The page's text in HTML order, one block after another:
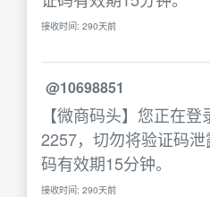
接收时间: 290天前
@10698851
【微商码头】您正在
2257，切勿将验证码
码有效期15分钟。
接收时间: 290天前